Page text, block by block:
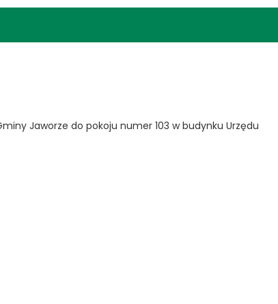
Jaworze do pokoju numer 103 w budynku Urzędu